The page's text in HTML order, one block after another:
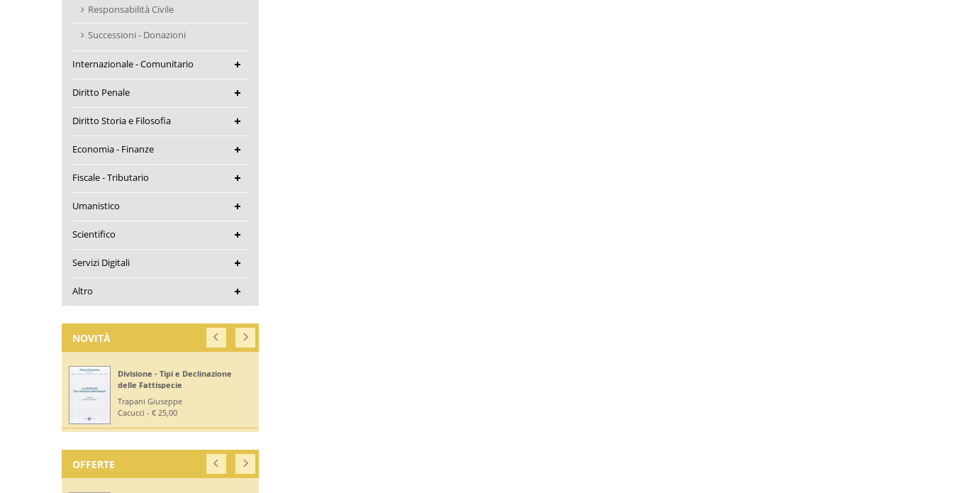
Responsabilità Civile
Successioni - Donazioni
Internazionale - Comunitario
Diritto Penale
Diritto Storia e Filosofia
Economia - Finanze
Fiscale - Tributario
Umanistico
Scientifico
Servizi Digitali
Altro
NOVITÀ
Divisione - Tipi e Declinazione
delle Fattispecie
Trapani Giuseppe
Cacucci - € 25,00
OFFERTE